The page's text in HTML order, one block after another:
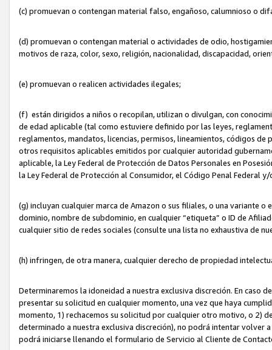
(c) promuevan o contengan material falso, engañoso, calumnioso o
(d) promuevan o contengan material o actividades de odio,
motivos de raza, color, sexo, religión, nacionalidad, discapacidad,
(e) promuevan o realicen actividades ilegales;
(f) están dirigidos a niños o recopilan, utilizan o divulgan, con
de edad aplicable (tal como estuviere definido por las leyes,
reglamentos, mandatos, licencias, permisos, lineamientos, códigos
otros requisitos aplicables emitidos por cualquier autoridad
aplicable, la Ley Federal de Protección de Datos Personales en
la Ley Federal de Protección al Consumidor, el Código Penal Federal
(g) incluyan cualquier marca de Amazon o sus filiales, o una variante
dominio, nombre de subdominio, en cualquier “etiqueta” o ID de
cualquier sitio de redes sociales (consulte una lista no exhaustiva de
(h) infringen, de otra manera, cualquier derecho de propiedad
Determinaremos la idoneidad a nuestra exclusiva discreción. En caso
presentar su solicitud en cualquier momento, una vez que haya
momento, 1) rechacemos su solicitud por cualquier otro motivo, o 2)
determinado a nuestra exclusiva discreción), no podrá intentar volver
podrá iniciarse llenando el formulario de Servicio al Cliente de